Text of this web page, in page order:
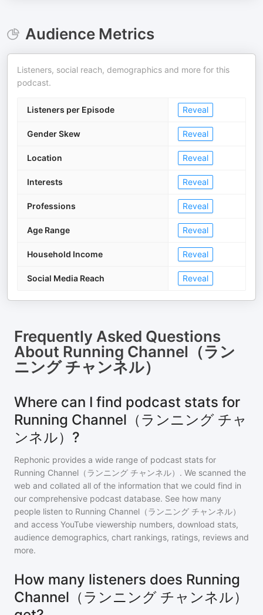
Audience Metrics
Listeners, social reach, demographics and more for this
podcast.
Listeners per Episode Reveal
Gender Skew Reveal
Location Reveal
Interests Reveal
Professions Reveal
Age Range Reveal
Household Income Reveal
Social Media Reach Reveal
Frequently Asked Questions
About Running Channel（ラン
ニング チャンネル）
Where can I find podcast stats for
Running Channel（ランニング チャ
ンネル）?
Rephonic provides a wide range of podcast stats for
Running Channel（ランニング チャンネル） . We scanned the
web and collated all of the information that we could find in
our comprehensive podcast database. See how many
people listen to Running Channel（ランニング チャンネル）
and access YouTube viewership numbers, download stats,
audience demographics, chart rankings, ratings, reviews and
more.
How many listeners does Running
Channel（ランニング チャンネル）